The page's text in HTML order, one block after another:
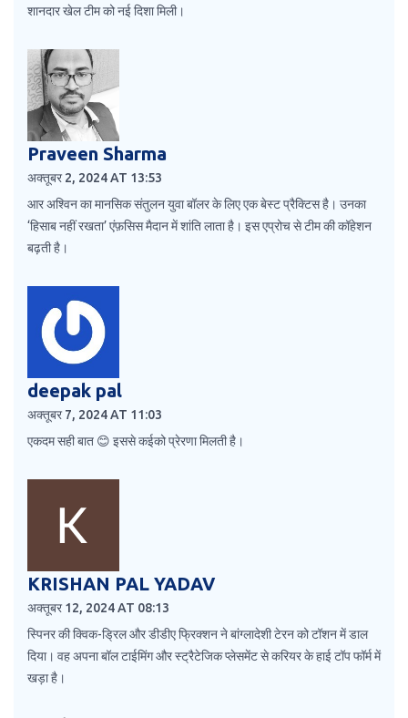
शानदार खेल टीम को नई दिशा मिली।
Praveen Sharma
अक्तूबर 2, 2024 AT 13:53
आर अश्विन का मानसिक संतुलन युवा बॉलर के लिए एक बेस्ट प्रैक्टिस है। उनका
‘हिसाब नहीं रखता’ एंफ़सिस मैदान में शांति लाता है। इस एप्रोच से टीम की कॉहेशन
बढ़ती है।
deepak pal
अक्तूबर 7, 2024 AT 11:03
एकदम सही बात 😊 इससे कईको प्रेरणा मिलती है।
KRISHAN PAL YADAV
अक्तूबर 12, 2024 AT 08:13
स्पिनर की क्विक-ड्रिल और डीडीए फ्रिक्शन ने बांग्लादेशी टेरन को टॉशन में डाल
दिया। वह अपना बॉल टाईमिंग और स्ट्रैटेजिक प्लेसमेंट से करियर के हाई टॉप फॉर्म में
खड़ा है।